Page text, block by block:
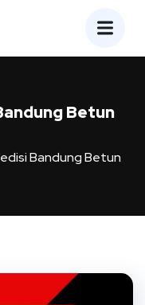
Betun
Bandung Betun